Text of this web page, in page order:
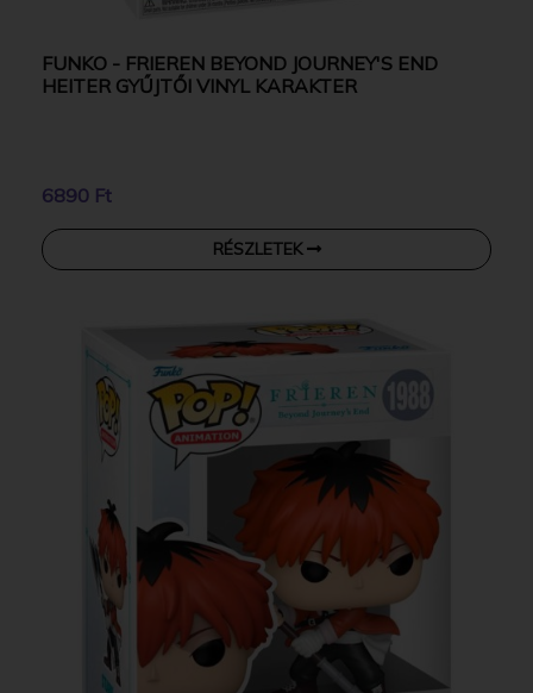
FUNKO - FRIEREN BEYOND JOURNEY'S END
HEITER GYŰJTŐI VINYL KARAKTER
6890 Ft
RÉSZLETEK